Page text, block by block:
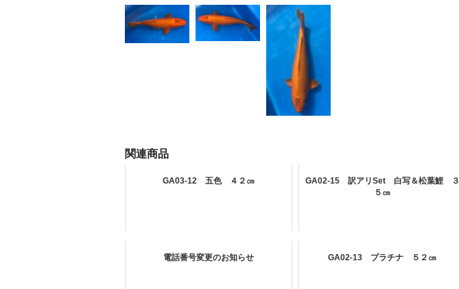
関連商品
GA03-12 五色 ４２㎝
GA02-15 訳アリSet 白写＆松葉鯉 ３
５㎝
電話番号変更のお知らせ GA02-13 プラチナ ５２㎝